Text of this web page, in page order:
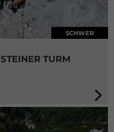
SCHWER
TURM